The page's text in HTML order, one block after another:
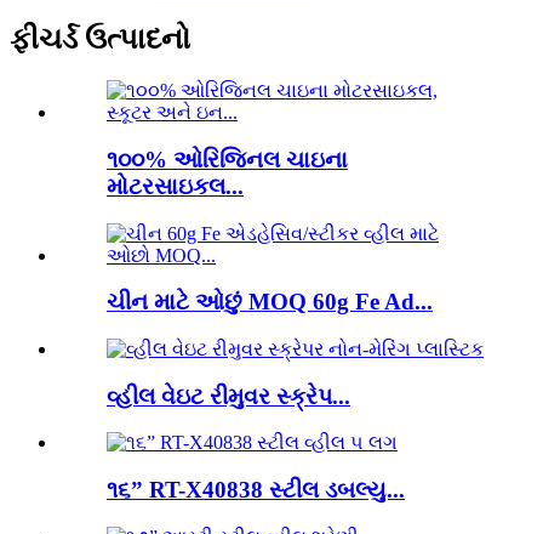
ફીચર્ડ ઉત્પાદનો
૧૦૦% ઓરિજિનલ ચાઇના
મોટરસાઇકલ...
ચીન માટે ઓછું MOQ 60g Fe Ad...
વ્હીલ વેઇટ રીમુવર સ્ક્રેપ...
૧૬” RT-X40838 સ્ટીલ ડબલ્યુ...